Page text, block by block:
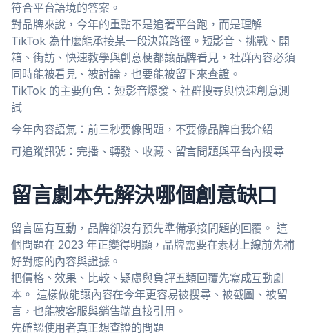
符合平台語境的答案。
對品牌來說，今年的重點不是追著平台跑，而是理解
TikTok 為什麼能承接某一段決策路徑。短影音、挑戰、開
箱、街訪、快速教學與創意梗都讓品牌看見，社群內容必須
同時能被看見、被討論，也要能被留下來查證。
TikTok 的主要角色：短影音爆發、社群搜尋與快速創意測
試
今年內容語氣：前三秒要像問題，不要像品牌自我介紹
可追蹤訊號：完播、轉發、收藏、留言問題與平台內搜尋
留言劇本先解決哪個創意缺口
留言區有互動，品牌卻沒有預先準備承接問題的回覆。 這
個問題在 2023 年正變得明顯，品牌需要在素材上線前先補
好對應的內容與證據。
把價格、效果、比較、疑慮與負評五類回覆先寫成互動劇
本。 這樣做能讓內容在今年更容易被搜尋、被截圖、被留
言，也能被客服與銷售端直接引用。
先確認使用者真正想查證的問題